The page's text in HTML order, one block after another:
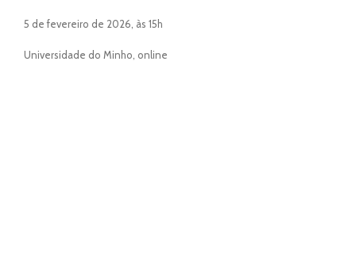
5 de fevereiro de 2026, às 15h
Universidade do Minho, online